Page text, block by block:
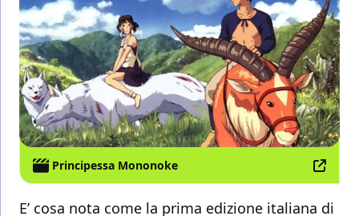
Principessa Mononoke
E’ cosa nota come la prima edizione italiana di